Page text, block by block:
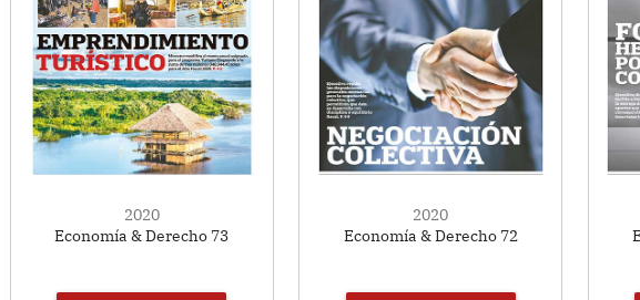
2020
Economía & Derecho 73
2020
Economía & Derecho 72